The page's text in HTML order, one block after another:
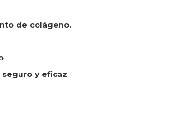
de colágeno.
y eficaz